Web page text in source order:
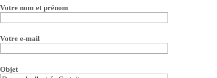
Votre nom et prénom
Votre e-mail
Objet